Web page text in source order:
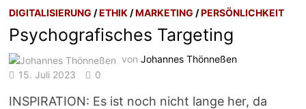
DIGITALISIERUNG /ETHIK /MARKETING /PERSÖNLICHKEIT
Psychografisches Targeting
vonJohannes Thönneßen
15. Juli 2023
0
INSPIRATION: Es ist noch nicht lange her, da